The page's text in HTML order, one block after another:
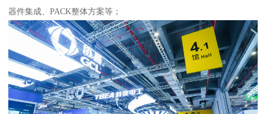
器件集成、PACK整体方案等；